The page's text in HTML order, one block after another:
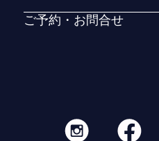
ご予約・お問合せ